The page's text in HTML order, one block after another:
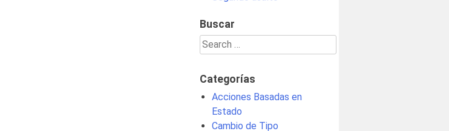
Buscar
Search
for:
Categorías
Acciones Basadas en
Estado
Cambio de Tipo